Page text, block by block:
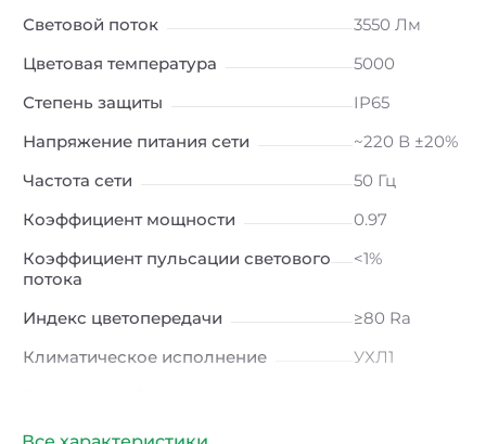
Световой поток
3550 Лм
Цветовая температура
5000
Степень защиты
IP65
Напряжение питания сети
~220 В ±20%
Частота сети
50 Гц
Коэффициент мощности
0.97
Коэффициент пульсации светового
потока
<1%
Индекс цветопередачи
≥80 Ra
Климатическое исполнение
УХЛ1